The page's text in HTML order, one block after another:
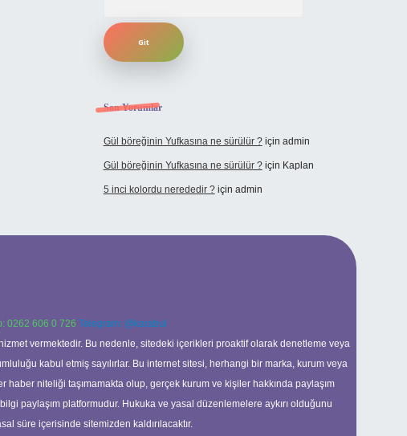
Son Yorumlar
Gül böreğinin Yufkasına ne sürülür ?için admin
Gül böreğinin Yufkasına ne sürülür ?için Kaplan
5 inci kolordu nerededir ?için admin
0262 606 0 726 Telegram: @karabul
vermektedir. Bu nedenle, sitedeki içerikleri proaktif olarak denetleme veya
kabul etmiş sayılırlar. Bu internet sitesi, herhangi bir marka, kurum veya
haber niteliği taşımamakta olup, gerçek kurum ve kişiler hakkında paylaşım
paylaşım platformudur. Hukuka ve yasal düzenlemelere aykırı olduğunu
süre içerisinde sitemizden kaldırılacaktır.